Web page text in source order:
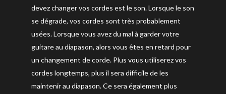
devez changer vos cordes est le son. Lorsque le son
se dégrade, vos cordes sont très probablement
usées. Lorsque vous avez du mal à garder votre
guitare au diapason, alors vous êtes en retard pour
un changement de corde. Plus vous utiliserez vos
cordes longtemps, plus il sera difficile de les
maintenir au diapason. Ce sera également plus